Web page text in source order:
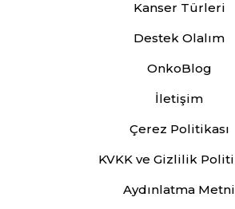
Kanser Türleri
Destek Olalım
OnkoBlog
İletişim
Çerez Politikası
KVKK ve Gizlilik
Aydınlatma Metni